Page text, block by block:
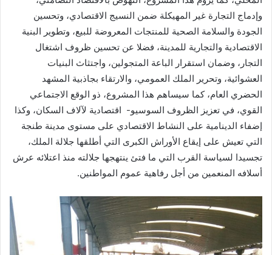
وإدماج التجارة غير المهيكلة ضمن النسيج الاقتصادي، وتحسين
الجودة والسلامة الصحية للمنتجات المعروضة للبيع، وتطوير البنية
الاقتصادية والتجارية للمدينة، فضلا عن تحسين ظروف اشتغال
التجار، وضمان استقرار الباعة المتجولين، واجتثاث البنيات
العشوائية، وتحرير الملك العمومي، والارتقاء بجاذبية المشهد
الحضري العام، كما سيساهم هذا المشروع، ذو الوقع الاجتماعي
القوي، في تعزيز الظروف السوسيو- اقتصادية لآلاف السكان، وكذا
إضفاء الدينامية على النشاط الاقتصادي على مستوى مدينة طنجة
التي تعيش على إيقاع الأوراش الكبرى التي أطلقها جلالة الملك،
تجسيدا لسياسة القرب التي ما فتئ ينتهجها جلالته منذ اعتلائه عرش
أسلافه المنعمين من أجل رفاهية عموم المواطنين.